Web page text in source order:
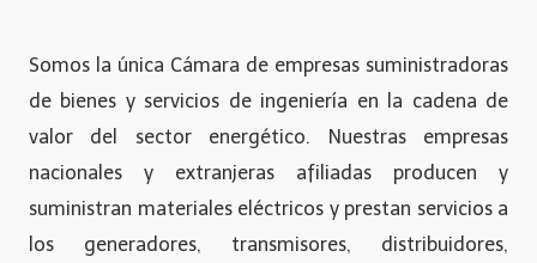
Somos la única Cámara de empresas suministradoras
de bienes y servicios de ingeniería en la cadena de
valor del sector energético. Nuestras empresas
nacionales y extranjeras afiliadas producen y
suministran materiales eléctricos y prestan servicios a
los generadores, transmisores, distribuidores,